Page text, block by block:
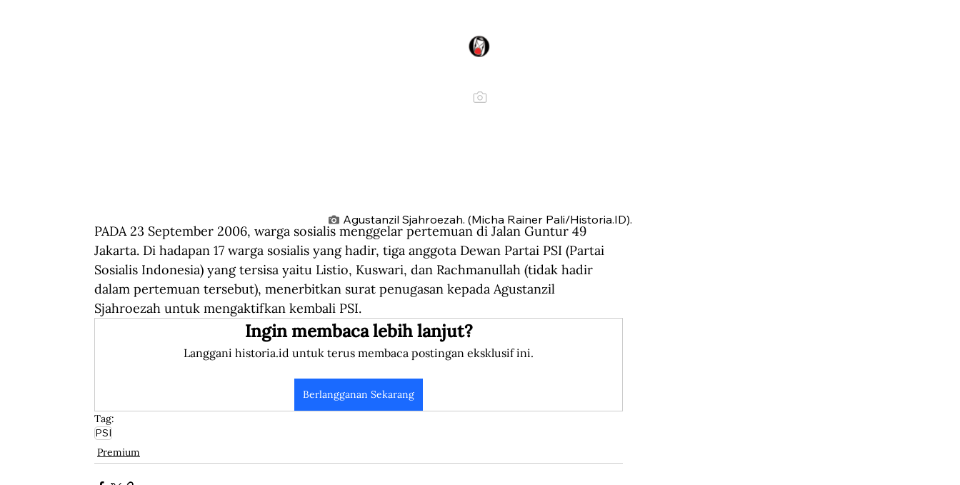
Agustanzil Sjahroezah. (Micha Rainer Pali/Historia.ID).
PADA 23 September 2006, warga sosialis menggelar pertemuan di Jalan Guntur 49
Jakarta. Di hadapan 17 warga sosialis yang hadir, tiga anggota Dewan Partai PSI (Partai
Sosialis Indonesia) yang tersisa yaitu Listio, Kuswari, dan Rachmanullah (tidak hadir
dalam pertemuan tersebut), menerbitkan surat penugasan kepada Agustanzil
Sjahroezah untuk mengaktifkan kembali PSI.
Ingin membaca lebih lanjut?
Langgani historia.id untuk terus membaca postingan eksklusif ini.
Berlangganan Sekarang
Tag:
PSI
Premium